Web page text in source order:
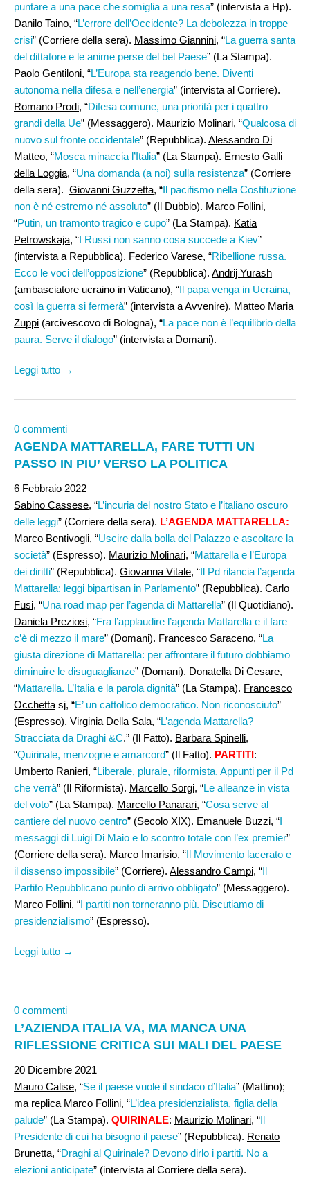
puntare a una pace che somiglia a una resa” (intervista a Hp).
Danilo Taino, “L’errore dell’Occidente? La debolezza in troppe
crisi” (Corriere della sera). Massimo Giannini, “La guerra santa
del dittatore e le anime perse del bel Paese” (La Stampa).
Paolo Gentiloni, “L’Europa sta reagendo bene. Diventi
autonoma nella difesa e nell’energia” (intervista al Corriere).
Romano Prodi, “Difesa comune, una priorità per i quattro
grandi della Ue” (Messaggero). Maurizio Molinari, “Qualcosa di
nuovo sul fronte occidentale” (Repubblica). Alessandro Di
Matteo, “Mosca minaccia l’Italia” (La Stampa). Ernesto Galli
della Loggia, “Una domanda (a noi) sulla resistenza” (Corriere
della sera). Giovanni Guzzetta, “Il pacifismo nella Costituzione
non è né estremo né assoluto” (Il Dubbio). Marco Follini,
“Putin, un tramonto tragico e cupo” (La Stampa). Katia
Petrowskaja, “I Russi non sanno cosa succede a Kiev”
(intervista a Repubblica). Federico Varese, “Ribellione russa.
Ecco le voci dell’opposizione” (Repubblica). Andrij Yurash
(ambasciatore ucraino in Vaticano), “Il papa venga in Ucraina,
così la guerra si fermerà” (intervista a Avvenire). Matteo Maria
Zuppi (arcivescovo di Bologna), “La pace non è l’equilibrio della
paura. Serve il dialogo” (intervista a Domani).
Leggi tutto →
0 commenti
AGENDA MATTARELLA, FARE TUTTI UN
PASSO IN PIU’ VERSO LA POLITICA
6 Febbraio 2022
Sabino Cassese, “L’incuria del nostro Stato e l’italiano oscuro
delle leggi” (Corriere della sera). L’AGENDA MATTARELLA:
Marco Bentivogli, “Uscire dalla bolla del Palazzo e ascoltare la
società” (Espresso). Maurizio Molinari, “Mattarella e l’Europa
dei diritti” (Repubblica). Giovanna Vitale, “Il Pd rilancia l’agenda
Mattarella: leggi bipartisan in Parlamento” (Repubblica). Carlo
Fusi, “Una road map per l’agenda di Mattarella” (Il Quotidiano).
Daniela Preziosi, “Fra l’applaudire l’agenda Mattarella e il fare
c’è di mezzo il mare” (Domani). Francesco Saraceno, “La
giusta direzione di Mattarella: per affrontare il futuro dobbiamo
diminuire le disuguaglianze” (Domani). Donatella Di Cesare,
“Mattarella. L’Italia e la parola dignità” (La Stampa). Francesco
Occhetta sj, “E’ un cattolico democratico. Non riconosciuto”
(Espresso). Virginia Della Sala, “L’agenda Mattarella?
Stracciata da Draghi &C.” (Il Fatto). Barbara Spinelli,
“Quirinale, menzogne e amarcord” (Il Fatto). PARTITI:
Umberto Ranieri, “Liberale, plurale, riformista. Appunti per il Pd
che verrà” (Il Riformista). Marcello Sorgi, “Le alleanze in vista
del voto” (La Stampa). Marcello Panarari, “Cosa serve al
cantiere del nuovo centro” (Secolo XIX). Emanuele Buzzi, “I
messaggi di Luigi Di Maio e lo scontro totale con l’ex premier”
(Corriere della sera). Marco Imarisio, “Il Movimento lacerato e
il dissenso impossibile” (Corriere). Alessandro Campi, “Il
Partito Repubblicano punto di arrivo obbligato” (Messaggero).
Marco Follini, “I partiti non torneranno più. Discutiamo di
presidenzialismo” (Espresso).
Leggi tutto →
0 commenti
L’AZIENDA ITALIA VA, MA MANCA UNA
RIFLESSIONE CRITICA SUI MALI DEL PAESE
20 Dicembre 2021
Mauro Calise, “Se il paese vuole il sindaco d’Italia” (Mattino);
ma replica Marco Follini, “L’idea presidenzialista, figlia della
palude” (La Stampa). QUIRINALE: Maurizio Molinari, “Il
Presidente di cui ha bisogno il paese” (Repubblica). Renato
Brunetta, “Draghi al Quirinale? Devono dirlo i partiti. No a
elezioni anticipate” (intervista al Corriere della sera).